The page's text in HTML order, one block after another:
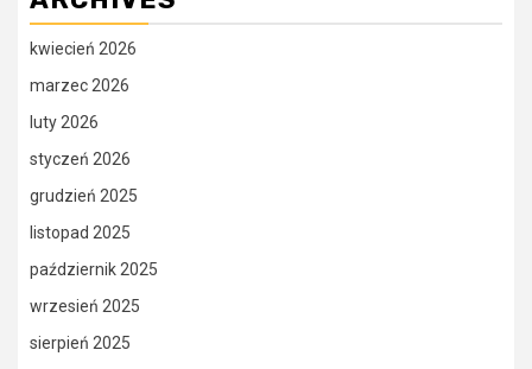
kwiecień 2026
marzec 2026
luty 2026
styczeń 2026
grudzień 2025
listopad 2025
październik 2025
wrzesień 2025
sierpień 2025